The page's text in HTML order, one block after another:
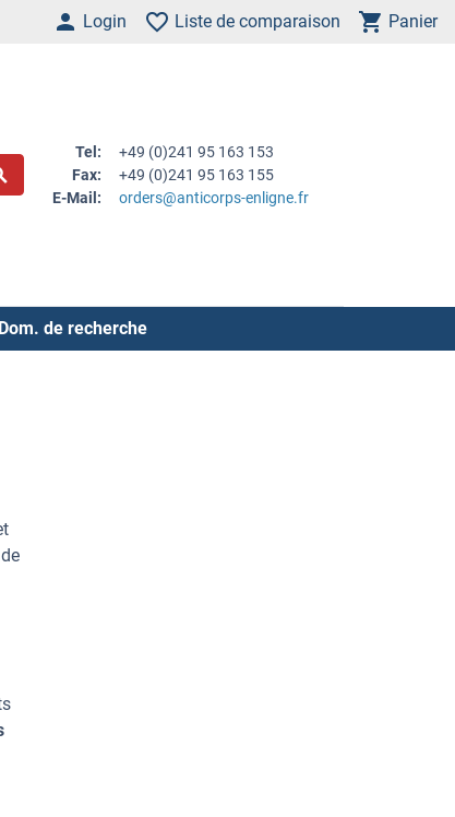
Login Liste de comparaison Panier
Tel:
+49 (0)241 95 163 153
Fax:
+49 (0)241 95 163 155
E-Mail:
orders@anticorps-enligne.fr
Dom. de recherche